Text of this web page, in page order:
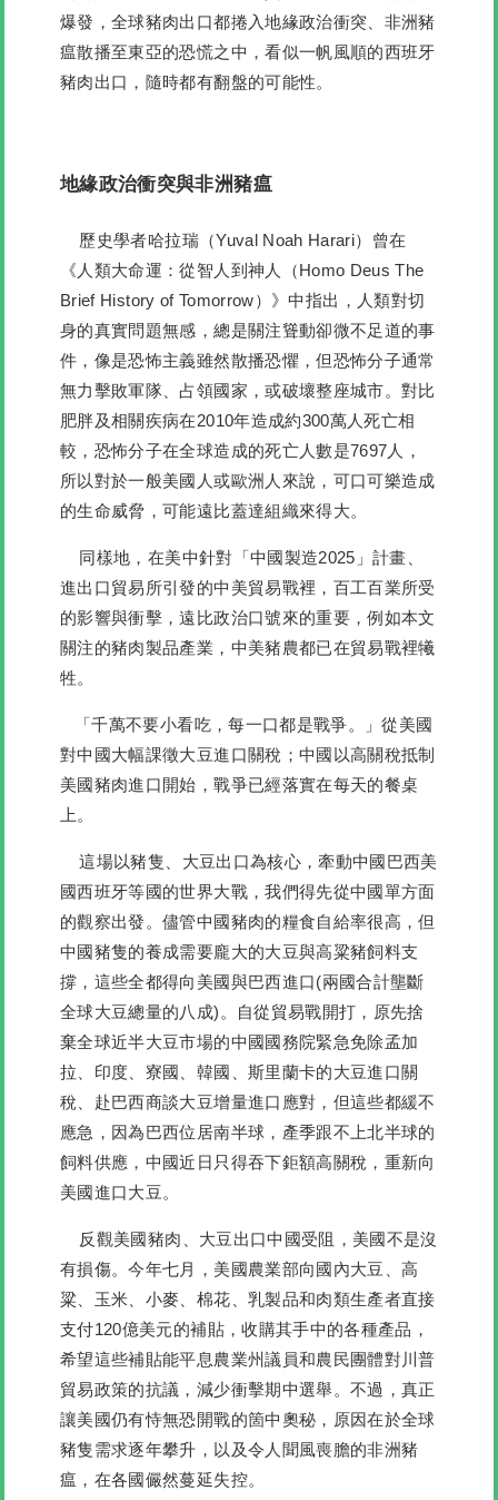
爆發，全球豬肉出口都捲入地緣政治衝突、非洲豬
瘟散播至東亞的恐慌之中，看似一帆風順的西班牙
豬肉出口，隨時都有翻盤的可能性。
地緣政治衝突與非洲豬瘟
歷史學者哈拉瑞（Yuval Noah Harari）曾在
《人類大命運：從智人到神人（Homo Deus The
Brief History of Tomorrow）》中指出，人類對切
身的真實問題無感，總是關注聳動卻微不足道的事
件，像是恐怖主義雖然散播恐懼，但恐怖分子通常
無力擊敗軍隊、占領國家，或破壞整座城市。對比
肥胖及相關疾病在2010年造成約300萬人死亡相
較，恐怖分子在全球造成的死亡人數是7697人，
所以對於一般美國人或歐洲人來說，可口可樂造成
的生命威脅，可能遠比蓋達組織來得大。
同樣地，在美中針對「中國製造2025」計畫、
進出口貿易所引發的中美貿易戰裡，百工百業所受
的影響與衝擊，遠比政治口號來的重要，例如本文
關注的豬肉製品產業，中美豬農都已在貿易戰裡犧
牲。
「千萬不要小看吃，每一口都是戰爭。」從美國
對中國大幅課徵大豆進口關稅；中國以高關稅抵制
美國豬肉進口開始，戰爭已經落實在每天的餐桌
上。
這場以豬隻、大豆出口為核心，牽動中國巴西美
國西班牙等國的世界大戰，我們得先從中國單方面
的觀察出發。儘管中國豬肉的糧食自給率很高，但
中國豬隻的養成需要龐大的大豆與高粱豬飼料支
撐，這些全都得向美國與巴西進口(兩國合計壟斷
全球大豆總量的八成)。自從貿易戰開打，原先捨
棄全球近半大豆市場的中國國務院緊急免除孟加
拉、印度、寮國、韓國、斯里蘭卡的大豆進口關
稅、赴巴西商談大豆增量進口應對，但這些都緩不
應急，因為巴西位居南半球，產季跟不上北半球的
飼料供應，中國近日只得吞下鉅額高關稅，重新向
美國進口大豆。
反觀美國豬肉、大豆出口中國受阻，美國不是沒
有損傷。今年七月，美國農業部向國內大豆、高
粱、玉米、小麥、棉花、乳製品和肉類生產者直接
支付120億美元的補貼，收購其手中的各種產品，
希望這些補貼能平息農業州議員和農民團體對川普
貿易政策的抗議，減少衝擊期中選舉。不過，真正
讓美國仍有恃無恐開戰的箇中奧秘，原因在於全球
豬隻需求逐年攀升，以及令人聞風喪膽的非洲豬
瘟，在各國儼然蔓延失控。